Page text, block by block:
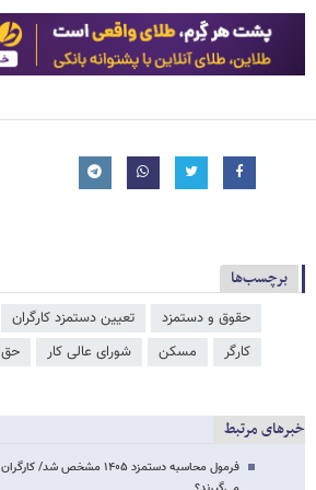
برچسب‌ها
حقوق و دستمزد تعیین دستمزد کارگران
کارگر
مسکن شورای عالی کار حق
خبرهای مرتبط
فرمول محاسبه دستمزد ۱۴۰۵